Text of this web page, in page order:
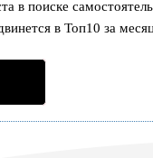
в поиске
в Топ10 за